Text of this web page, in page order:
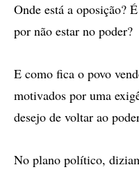
Onde está a oposição?
por não estar no poder?
E como fica o povo
motivados por uma
desejo de voltar ao
No plano político,